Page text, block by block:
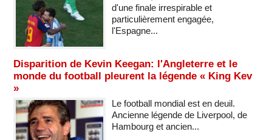
d'une finale irrespirable et
particulièrement engagée,
l'Espagne...
Disparition de Kevin Keegan: l'Angleterre et le
monde du football pleurent la légende « King Kev
»
Le football mondial est en deuil.
Ancienne légende de Liverpool, de
Hambourg et ancien...